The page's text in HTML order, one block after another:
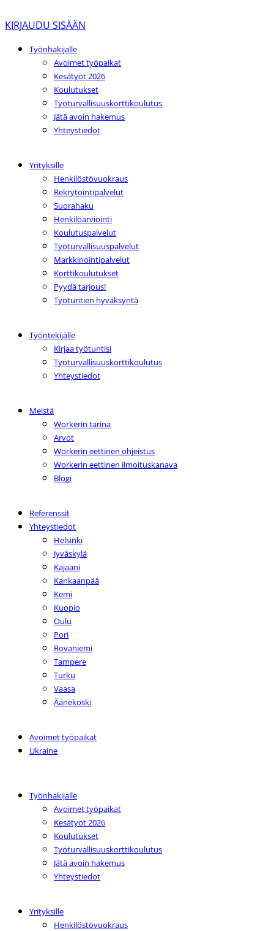
KIRJAUDU SISÄÄN
Työnhakijalle
Avoimet työpaikat
Kesätyöt 2026
Koulutukset
Työturvallisuuskorttikoulutus
Jätä avoin hakemus
Yhteystiedot
Yrityksille
Henkilöstövuokraus
Rekrytointipalvelut
Suorahaku
Henkilöarviointi
Koulutuspalvelut
Työturvallisuuspalvelut
Markkinointipalvelut
Korttikoulutukset
Pyydä tarjous!
Työtuntien hyväksyntä
Työntekijälle
Kirjaa työtuntisi
Työturvallisuuskorttikoulutus
Yhteystiedot
Meistä
Workerin tarina
Arvot
Workerin eettinen ohjeistus
Workerin eettinen ilmoituskanava
Blogi
Referenssit
Yhteystiedot
Helsinki
Jyväskylä
Kajaani
Kankaanpää
Kemi
Kuopio
Oulu
Pori
Rovaniemi
Tampere
Turku
Vaasa
Äänekoski
Avoimet työpaikat
Ukraine
Työnhakijalle
Avoimet työpaikat
Kesätyöt 2026
Koulutukset
Työturvallisuuskorttikoulutus
Jätä avoin hakemus
Yhteystiedot
Yrityksille
Henkilöstövuokraus